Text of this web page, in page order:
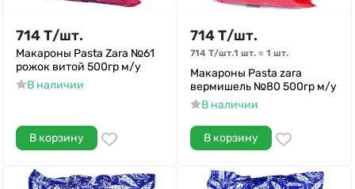
714Т/шт.
Макароны Pasta Zara №61
рожок витой 500гр м/у
В наличии
В корзину
714Т/шт.
714 Т/шт.1 шт. = 1 шт.
Макароны Pasta zara
вермишель №80 500гр м/у
В наличии
В корзину